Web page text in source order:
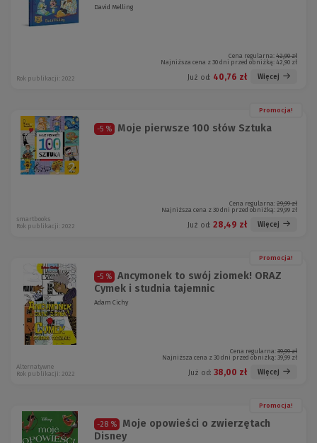
David Melling
Cena regularna: 42,90 zł
Najniższa cena z 30 dni przed obniżką: 42,90 zł
Już od: 40,76 zł Więcej
Rok publikacji: 2022
Promocja!
-5 % Moje pierwsze 100 słów Sztuka
Cena regularna: 29,99 zł
Najniższa cena z 30 dni przed obniżką: 29,99 zł
Już od: 28,49 zł Więcej
smartbooks
Rok publikacji: 2022
Promocja!
-5 %
Ancymonek to swój ziomek! ORAZ
Cymek i studnia tajemnic
Adam Cichy
Cena regularna: 39,99 zł
Najniższa cena z 30 dni przed obniżką: 39,99 zł
Już od: 38,00 zł Więcej
Alternatywne
Rok publikacji: 2022
Promocja!
-28 %
Moje opowieści o zwierzętach
Disney